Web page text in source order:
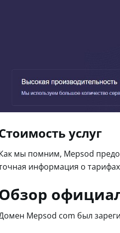
услуг
мы помним, Mepsod
информация о
Mepsod com был